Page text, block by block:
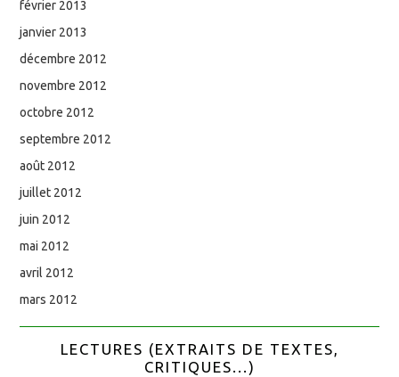
février 2013
janvier 2013
décembre 2012
novembre 2012
octobre 2012
septembre 2012
août 2012
juillet 2012
juin 2012
mai 2012
avril 2012
mars 2012
LECTURES (EXTRAITS DE TEXTES,
CRITIQUES...)